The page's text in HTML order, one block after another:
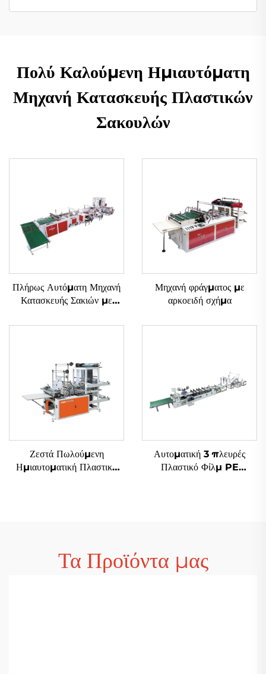
Πολύ Καλούμενη Ημιαυτόματη
Μηχανή Κατασκευής Πλαστικών
Σακουλών
Πλήρως Αυτόματη Μηχανή
Κατασκευής Σακιών με
Μηχανή φράγματος με
αρκοειδή σχήμα
Ζεστά Πωλούμενη
Ημιαυτοματική Πλαστική
Αυτοματική 3 πλευρές
Πλαστικό Φίλμ PE
Τα Προϊόντα μας